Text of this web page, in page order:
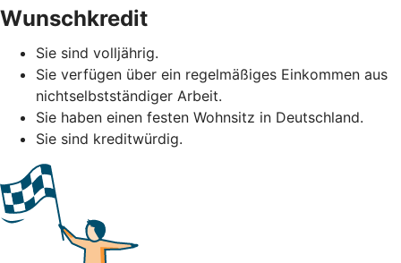
Wunschkredit
Sie sind volljährig.
Sie verfügen über ein regelmäßiges Einkommen aus
nichtselbstständiger Arbeit.
Sie haben einen festen Wohnsitz in Deutschland.
Sie sind kreditwürdig.